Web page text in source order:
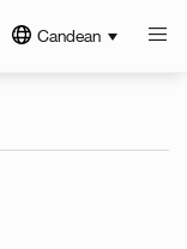
Candean